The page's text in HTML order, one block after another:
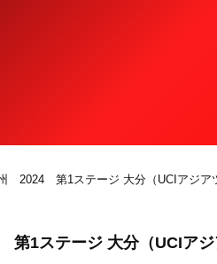
2024 第1ステージ 大分（UCIアジア
1ステージ 大分（UCIアジ